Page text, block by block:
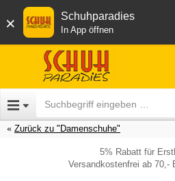
× Schuhparadies
In App öffnen
Zurück zu "Damenschuhe"
5% Rabatt für
Versandkostenfrei ab 70,-